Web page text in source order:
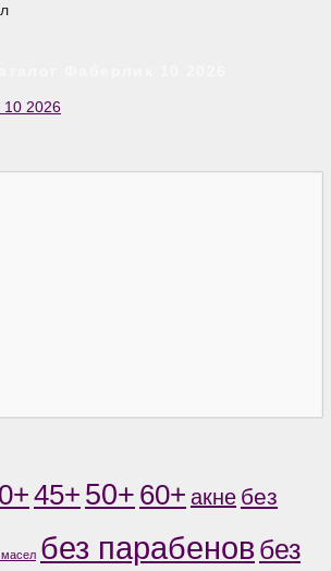
45+ 50+ 60+ акне без
без парабеновбез